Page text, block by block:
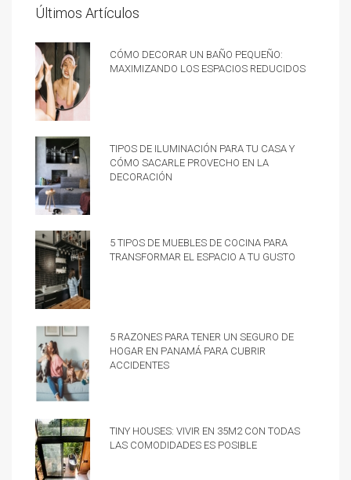
Últimos Artículos
Cómo decorar un baño pequeño:
Maximizando los espacios reducidos
Tipos de iluminación para tu casa y
cómo sacarle provecho en la
decoración
5 tipos de muebles de cocina para
transformar el espacio a tu gusto
5 razones para tener un Seguro de
hogar en Panamá para cubrir
accidentes
Tiny Houses: vivir en 35m2 con todas
las comodidades es posible